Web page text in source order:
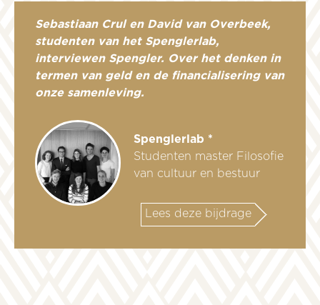
Sebastiaan Crul en David van Overbeek,
studenten van het Spenglerlab,
interviewen Spengler. Over het denken in
termen van geld en de financialisering van
onze samenleving.
Spenglerlab *
Studenten master Filosofie
van cultuur en bestuur
Lees deze bijdrage